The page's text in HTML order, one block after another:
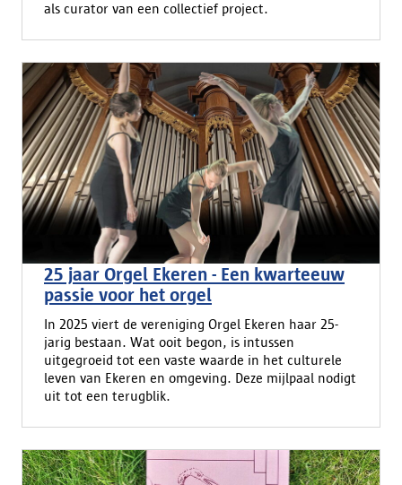
als curator van een collectief project.
25 jaar Orgel Ekeren - Een kwarteeuw
passie voor het orgel
In 2025 viert de vereniging Orgel Ekeren haar 25-
jarig bestaan. Wat ooit begon, is intussen
uitgegroeid tot een vaste waarde in het culturele
leven van Ekeren en omgeving. Deze mijlpaal nodigt
uit tot een terugblik.